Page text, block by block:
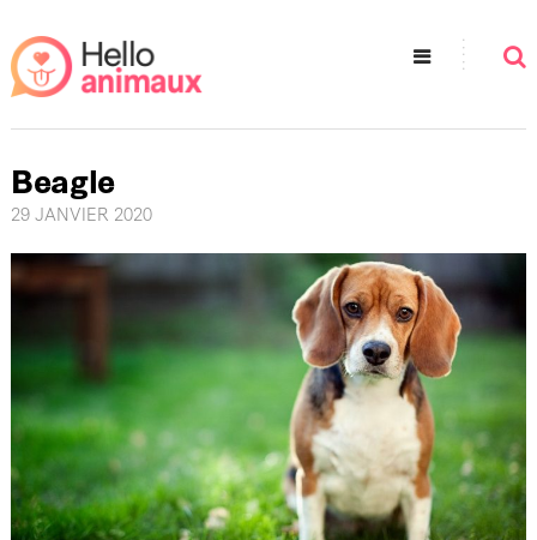
Beagle
29 JANVIER 2020